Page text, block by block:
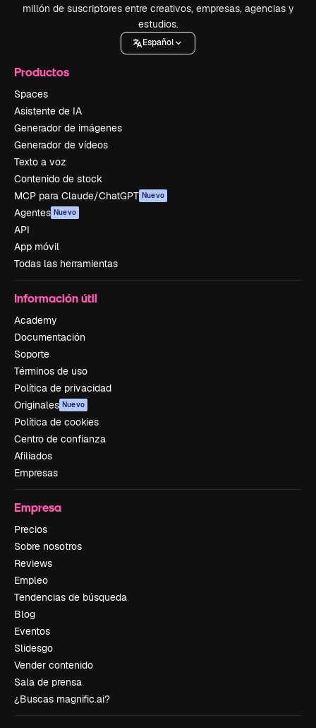
millón de suscriptores entre creativos, empresas, agencias y
estudios.
Español
Productos
Spaces
Asistente de IA
Generador de imágenes
Generador de vídeos
Texto a voz
Contenido de stock
MCP para Claude/ChatGPT Nuevo
Agentes Nuevo
API
App móvil
Todas las herramientas
Información útil
Academy
Documentación
Soporte
Términos de uso
Política de privacidad
Originales Nuevo
Política de cookies
Centro de confianza
Afiliados
Empresas
Empresa
Precios
Sobre nosotros
Reviews
Empleo
Tendencias de búsqueda
Blog
Eventos
Slidesgo
Vender contenido
Sala de prensa
¿Buscas magnific.ai?